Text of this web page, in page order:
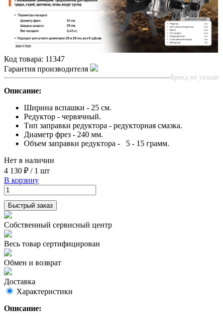
Код товара: 11347
Гарантия производителя
Бренд не указан
Описание:
Ширина вспашки - 25 см.
Редуктор - червячный.
Тип заправки редуктора - редукторная смазка.
Диаметр фрез - 240 мм.
Объем заправки редуктора - 5 - 15 грамм.
Нет в наличии
4 130 ₽ / 1 шт
В корзину
Быстрый заказ
Собственный сервисный центр
Весь товар сертифицирован
Обмен и возврат
Доставка
Характеристики
Описание: